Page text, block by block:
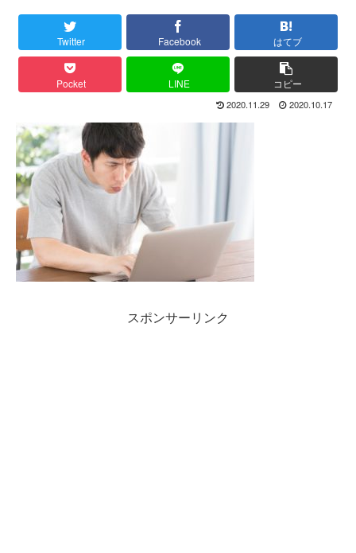
Twitter Facebook はてブ
Pocket LINE コピー
2020.11.29 2020.10.17
スポンサーリンク